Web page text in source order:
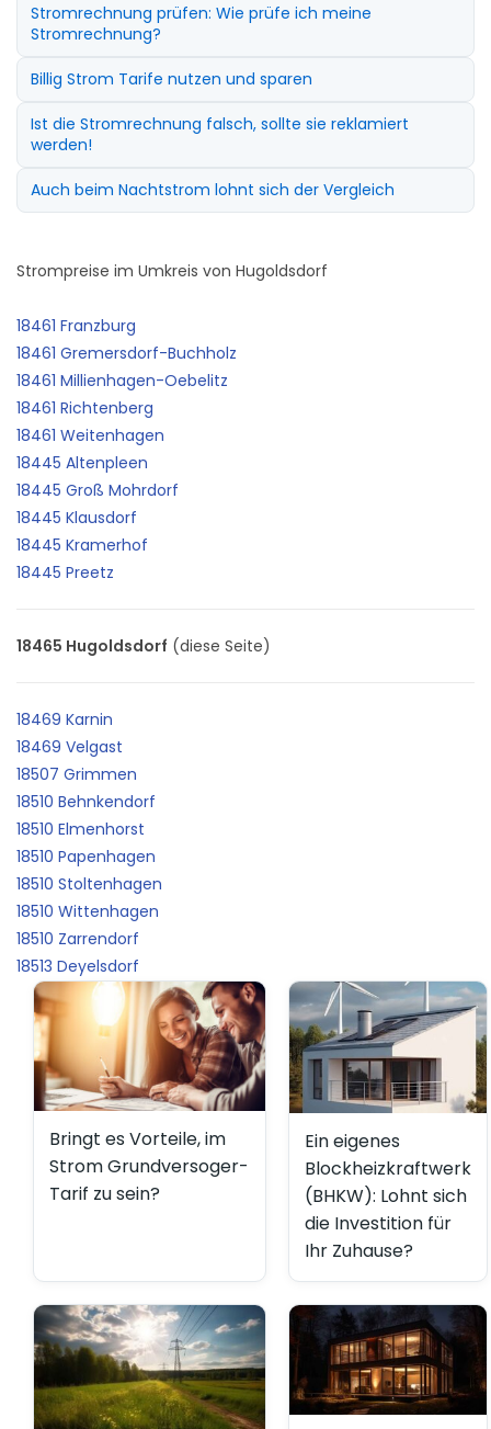
Stromrechnung prüfen: Wie prüfe ich meine
Stromrechnung?
Billig Strom Tarife nutzen und sparen
Ist die Stromrechnung falsch, sollte sie reklamiert
werden!
Auch beim Nachtstrom lohnt sich der Vergleich
Strompreise im Umkreis von Hugoldsdorf
18461 Franzburg
18461 Gremersdorf-Buchholz
18461 Millienhagen-Oebelitz
18461 Richtenberg
18461 Weitenhagen
18445 Altenpleen
18445 Groß Mohrdorf
18445 Klausdorf
18445 Kramerhof
18445 Preetz
18465 Hugoldsdorf (diese Seite)
18469 Karnin
18469 Velgast
18507 Grimmen
18510 Behnkendorf
18510 Elmenhorst
18510 Papenhagen
18510 Stoltenhagen
18510 Wittenhagen
18510 Zarrendorf
18513 Deyelsdorf
Bringt es Vorteile, im
Strom Grundversoger-
Tarif zu sein?
Ein eigenes
Blockheizkraftwerk
(BHKW): Lohnt sich
die Investition für
Ihr Zuhause?